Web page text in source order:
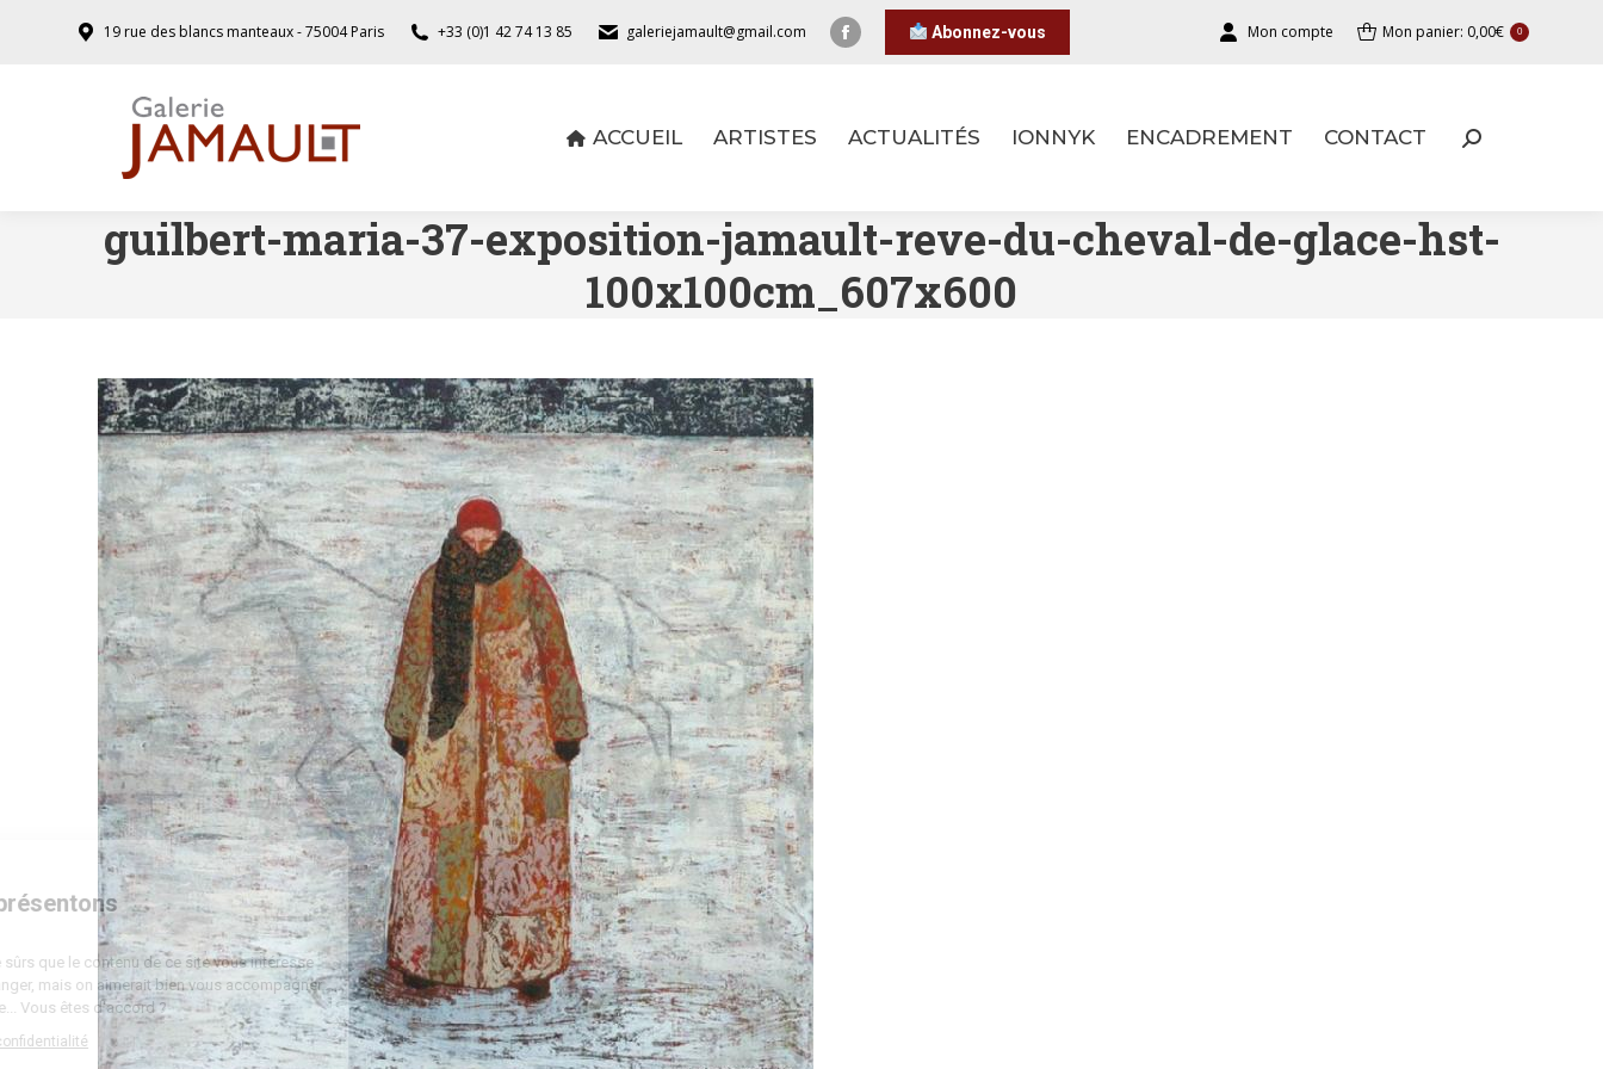
Bienvenue
Nous vous présentons
Les cookies
On a attendu d'être sûrs que le contenu de ce site vous intéresse
avant de vous déranger, mais on aimerait bien vous accompagner
pendant votre visite... Vous êtes d'accord ?
Lire la politique de confidentialité
19 rue des blancs manteaux - 75004 Paris +33 (0)1 42 74 13 85 galeriejamault@gmail.com Abonnez-vous Mon compte Mon panier: 0,00€ 0
ACCUEIL ARTISTES ACTUALITÉS IONNYK ENCADREMENT CONTACT
guilbert-maria-37-exposition-jamault-reve-du-cheval-de-glace-hst-
100x100cm_607x600